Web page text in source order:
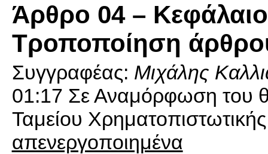
Άρθρο 04 –
Τροποποίηση
Συγγραφέας: Μιχάλης
01:17 Σε Αναμόρφωση του
Ταμείου
απενεργοποιημένα